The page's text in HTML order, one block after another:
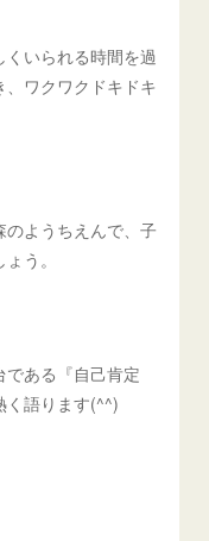
いられる時間を過
ワクワクドキドキ
のようちえんで、子
う。
ある『自己肯定
く語ります(^^)